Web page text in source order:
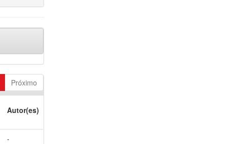
Próximo
Autor(es)
-